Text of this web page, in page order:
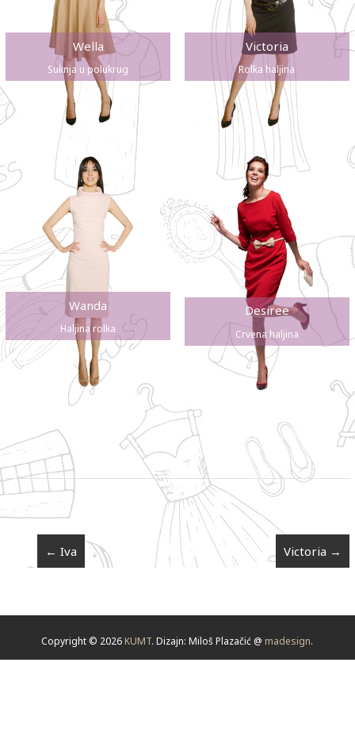
Wella
Suknja u polukrug
Victoria
Rolka haljina
Wanda
Haljina rolka
Desiree
Crvena haljina
← Iva Victoria →
Copyright © 2026 KUMT. Dizajn: Miloš Plazačić @ madesign.